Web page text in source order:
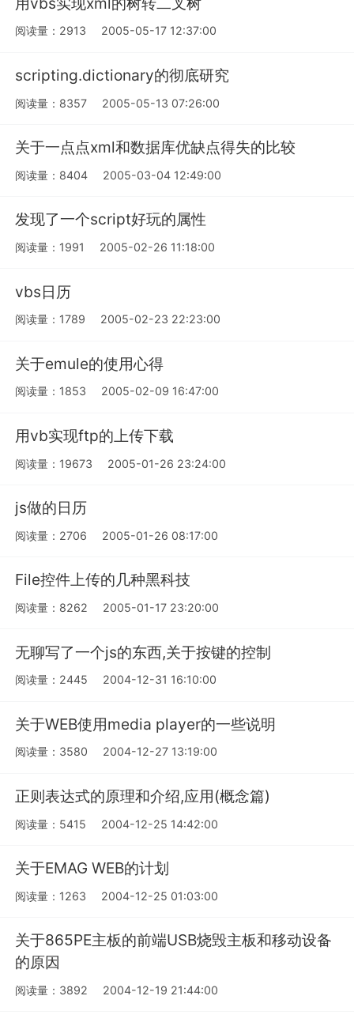
阅读量：2913 2005-05-17 12:37:00
scripting.dictionary的彻底研究
阅读量：8357 2005-05-13 07:26:00
关于一点点xml和数据库优缺点得失的比较
阅读量：8404 2005-03-04 12:49:00
发现了一个script好玩的属性
阅读量：1991 2005-02-26 11:18:00
vbs日历
阅读量：1789 2005-02-23 22:23:00
关于emule的使用心得
阅读量：1853 2005-02-09 16:47:00
用vb实现ftp的上传下载
阅读量：19673 2005-01-26 23:24:00
js做的日历
阅读量：2706 2005-01-26 08:17:00
File控件上传的几种黑科技
阅读量：8262 2005-01-17 23:20:00
无聊写了一个js的东西,关于按键的控制
阅读量：2445 2004-12-31 16:10:00
关于WEB使用media player的一些说明
阅读量：3580 2004-12-27 13:19:00
正则表达式的原理和介绍,应用(概念篇)
阅读量：5415 2004-12-25 14:42:00
关于EMAG WEB的计划
阅读量：1263 2004-12-25 01:03:00
关于865PE主板的前端USB烧毁主板和移动设备
的原因
阅读量：3892 2004-12-19 21:44:00